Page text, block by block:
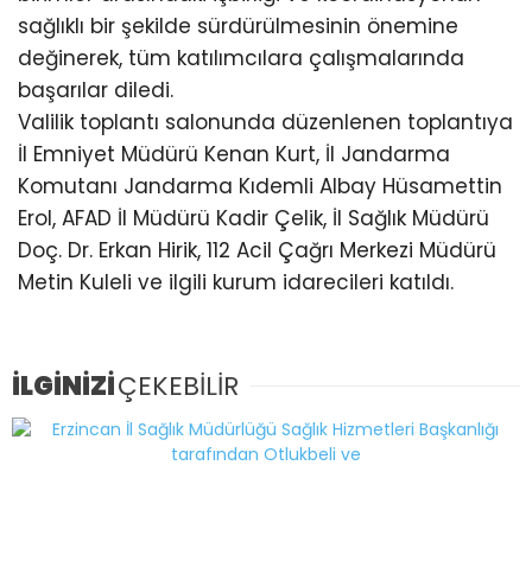
sağlıklı bir şekilde sürdürülmesinin önemine
değinerek, tüm katılımcılara çalışmalarında
başarılar diledi.
Valilik toplantı salonunda düzenlenen toplantıya
İl Emniyet Müdürü Kenan Kurt, İl Jandarma
Komutanı Jandarma Kıdemli Albay Hüsamettin
Erol, AFAD İl Müdürü Kadir Çelik, İl Sağlık Müdürü
Doç. Dr. Erkan Hirik, 112 Acil Çağrı Merkezi Müdürü
Metin Kuleli ve ilgili kurum idarecileri katıldı.
İLGİNİZİÇEKEBİLİR